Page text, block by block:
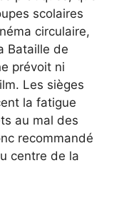
scolaires
circulaire,
Bataille de
prévoit ni
Les sièges
la fatigue
au mal des
recommandé
centre de la